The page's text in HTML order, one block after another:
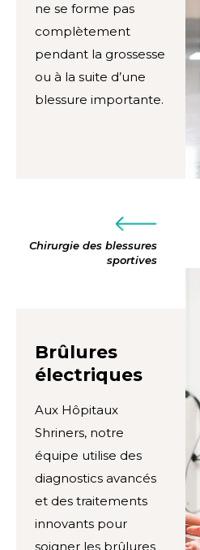
ne se forme pas
complètement
pendant la grossesse
ou à la suite d’une
blessure importante.
Chirurgie des blessures
sportives
Brûlures
électriques
Aux Hôpitaux
Shriners, notre
équipe utilise des
diagnostics avancés
et des traitements
innovants pour
soigner les brûlures